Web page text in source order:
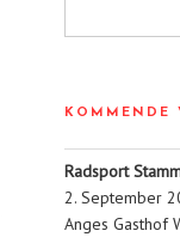
KOMMENDE
Radsport
2. September
Anges Gasthof